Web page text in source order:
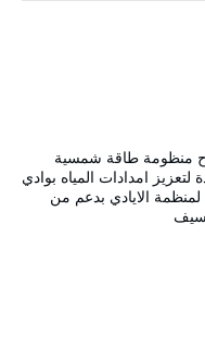
منظومة طاقة شمسية
لتعزيز امدادات المياه بوادي
لمنظمة الايادي بدعم من